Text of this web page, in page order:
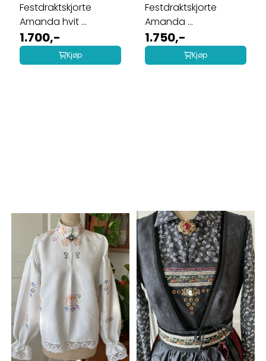
Festdraktskjorte
Amanda hvit ...
1.700,-
Kjøp
Festdraktskjorte
Amanda ...
1.750,-
Kjøp